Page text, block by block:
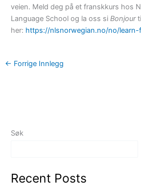
veien. Meld deg på et franskkurs hos
Language School og la oss siBonjour
her: https://nlsnorwegian.no/no/
← Forrige Innlegg
Søk
Recent Posts